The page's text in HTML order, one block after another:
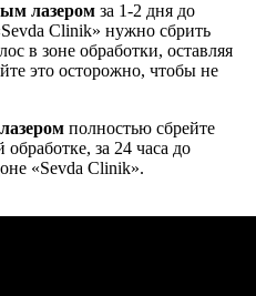
лазером за 1-2 дня до
Clinik» нужно сбрить
в зоне обработки, оставляя
это осторожно, чтобы не
полностью сбрейте
за 24 часа до
«Sevda Clinik».